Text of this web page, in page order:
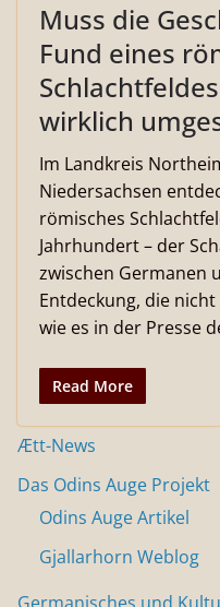
Muss die
Fund eines
wirklich
Im Landkreis
Niedersachsen
römisches
Jahrhundert – der
zwischen Germanen
Entdeckung, die
wie es in der Presse
Read More
Ætt-News
Das Odins Auge Projekt
Odins Auge Artikel
Gjallarhorn Weblog